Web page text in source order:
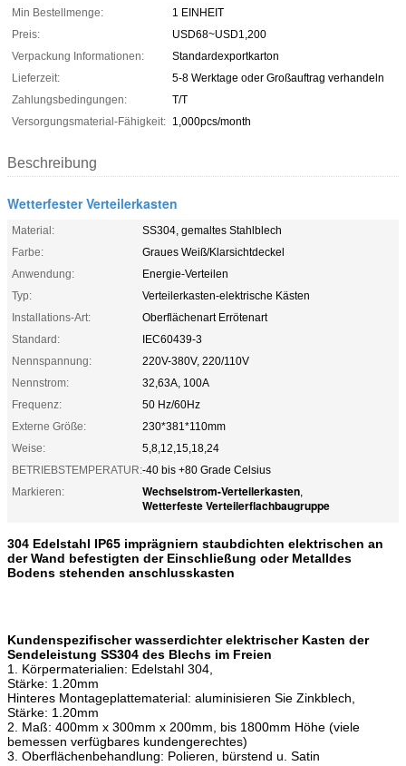
Min Bestellmenge:
1 EINHEIT
Preis:
USD68~USD1,200
Verpackung Informationen:
Standardexportkarton
Lieferzeit:
5-8 Werktage oder Großauftrag verhandeln
Zahlungsbedingungen:
T/T
Versorgungsmaterial-Fähigkeit: 1,000pcs/month
Beschreibung
Wetterfester Verteilerkasten
Material:
SS304, gemaltes Stahlblech
Farbe:
Graues Weiß/Klarsichtdeckel
Anwendung:
Energie-Verteilen
Typ:
Verteilerkasten-elektrische Kästen
Installations-Art:
Oberflächenart Errötenart
Standard:
IEC60439-3
Nennspannung:
220V-380V, 220/110V
Nennstrom:
32,63A, 100A
Frequenz:
50 Hz/60Hz
Externe Größe:
230*381*110mm
Weise:
5,8,12,15,18,24
BETRIEBSTEMPERATUR:-40 bis +80 Grade Celsius
Markieren:
Wechselstrom-Verteilerkasten,
Wetterfeste Verteilerflachbaugruppe
304 Edelstahl IP65 imprägniern staubdichten elektrischen an
der Wand befestigten der Einschließung oder Metalldes
Bodens stehenden anschlusskasten
Kundenspezifischer wasserdichter elektrischer Kasten der
Sendeleistung SS304 des Blechs im Freien
1. Körpermaterialien: Edelstahl 304,
Stärke: 1.20mm
Hinteres Montageplattematerial: aluminisieren Sie Zinkblech,
Stärke: 1.20mm
2. Maß: 400mm x 300mm x 200mm, bis 1800mm Höhe (viele
bemessen verfügbares kundengerechtes)
3. Oberflächenbehandlung: Polieren, bürstend u. Satin